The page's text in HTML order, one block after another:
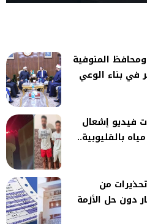
المنوفية
في بناء الوعي
فيديو إشعال
بالقليوبية..
من
دون حل الأزمة